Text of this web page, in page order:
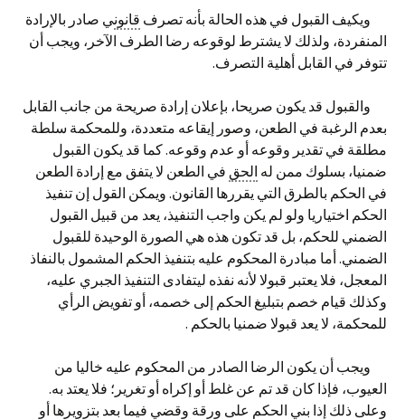
ويكيف القبول في هذه الحالة بأنه تصرف قانوني صادر بالإرادة
المنفردة، ولذلك لا يشترط لوقوعه رضا الطرف الآخر، ويجب أن
تتوفر في القابل أهلية التصرف.
والقبول قد يكون صريحا، بإعلان إرادة صريحة من جانب القابل
بعدم الرغبة في الطعن، وصور إيقاعه متعددة، وللمحكمة سلطة
مطلقة في تقدير وقوعه أو عدم وقوعه. كما قد يكون القبول
ضمنيا، بسلوك ممن له الحق في الطعن لا يتفق مع إرادة الطعن
في الحكم بالطرق التي يقررها القانون. ويمكن القول إن تنفيذ
الحكم اختياريا ولو لم يكن واجب التنفيذ، يعد من قبيل القبول
الضمني للحكم، بل قد تكون هذه هي الصورة الوحيدة للقبول
الضمني. أما مبادرة المحكوم عليه بتنفيذ الحكم المشمول بالنفاذ
المعجل، فلا يعتبر قبولا لأنه نفذه ليتفادى التنفيذ الجبري عليه،
وكذلك قيام خصم بتبليغ الحكم إلى خصمه، أو تفويض الرأي
للمحكمة، لا يعد قبولا ضمنيا بالحكم .
ويجب أن يكون الرضا الصادر من المحكوم عليه خاليا من
العيوب، فإذا كان قد تم عن غلط أو إكراه أو تغرير؛ فلا يعتد به.
وعلى ذلك إذا بني الحكم على ورقة وقضي فيما بعد بتزويرها أو